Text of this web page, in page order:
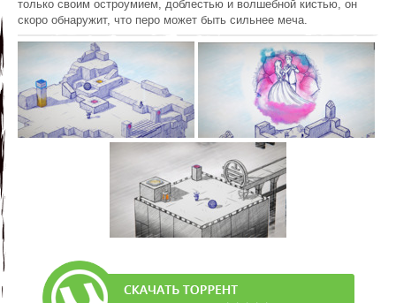
только своим остроумием, доблестью и волшебной кистью, он
скоро обнаружит, что перо может быть сильнее меча.